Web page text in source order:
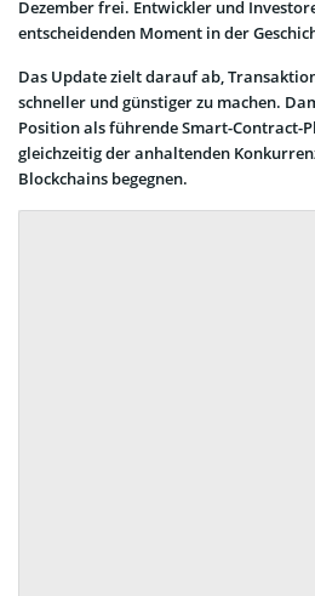
Dezember frei. Entwickler und
entscheidenden Moment in der
Das Update zielt darauf ab,
schneller und günstiger zu machen.
Position als führende Smart-Contract-
gleichzeitig der anhaltenden
Blockchains begegnen.